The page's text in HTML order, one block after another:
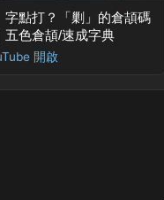
字點打？「剿」的倉頡碼
五色倉頡/速成字典
開啟